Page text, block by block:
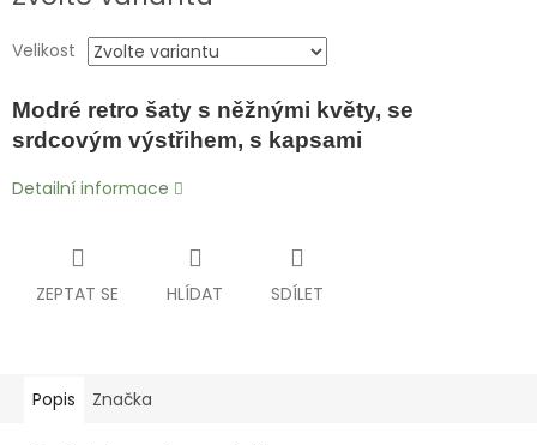
Velikost
Modré retro šaty s něžnými květy, se
srdcovým výstřihem, s kapsami
Detailní informace
ZEPTAT SE HLÍDAT SDÍLET
Popis Značka